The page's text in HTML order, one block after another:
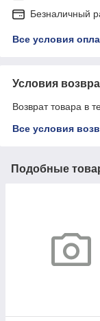
Безналичный
Все условия
Условия
Возврат товара в
Все условия
Подобные